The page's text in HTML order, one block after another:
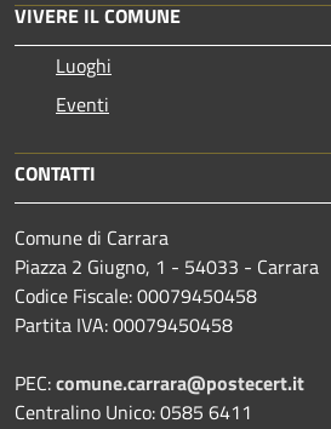
VIVERE IL COMUNE
Luoghi
Eventi
CONTATTI
Comune di Carrara
Piazza 2 Giugno, 1 - 54033 - Carrara
Codice Fiscale: 00079450458
Partita IVA: 00079450458
PEC:comune.carrara@postecert.it
Centralino Unico: 0585 6411